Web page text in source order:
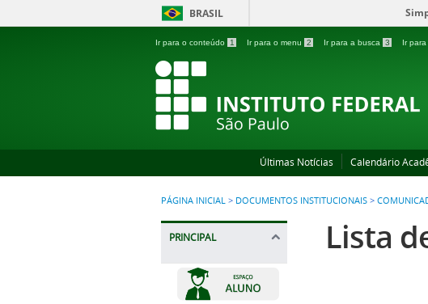
BRASIL
Ir para o conteúdo 1 Ir para o menu 2 Ir para a busca 3 Ir
Últimas Notícias Calendário
PÁGINA INICIAL > DOCUMENTOS INSTITUCIONAIS >
PRINCIPAL Lista